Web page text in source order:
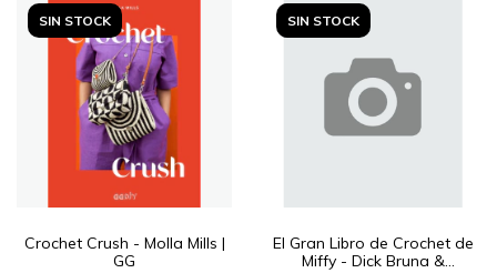
SIN STOCK
Crochet Crush - Molla Mills |
GG
SIN STOCK
El Gran Libro de Crochet de
Miffy - Dick Bruna &